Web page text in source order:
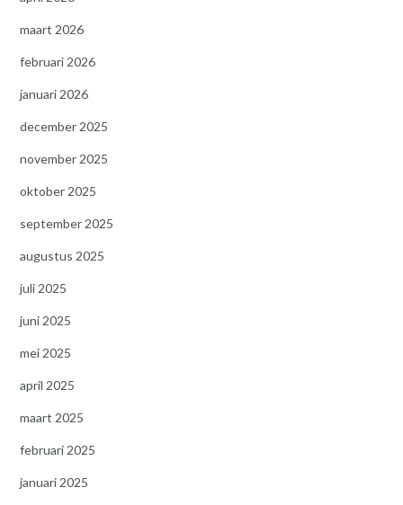
maart 2026
februari 2026
januari 2026
december 2025
november 2025
oktober 2025
september 2025
augustus 2025
juli 2025
juni 2025
mei 2025
april 2025
maart 2025
februari 2025
januari 2025